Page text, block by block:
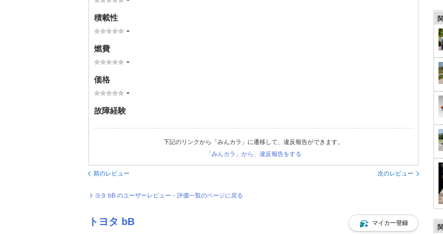
積載性
-
燃費
-
価格
-
故障経験
下記のリンクから「みんカラ」に遷移して、違反報告ができます。
「みんカラ」から、違反報告をする
前のレビュー 次のレビュー
トヨタ bB のユーザーレビュー・評価一覧のページに戻る
トヨタ bB マイカー登録